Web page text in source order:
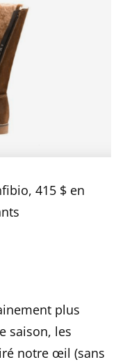
415 $ en
plus
saison, les
notre œil (sans